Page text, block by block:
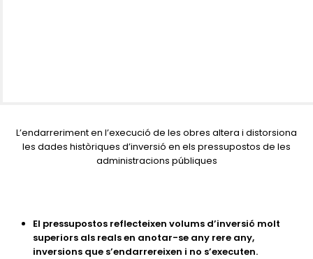
L’endarreriment en l’execució de les obres altera i distorsiona
les dades històriques d’inversió en els pressupostos de les
administracions públiques
El pressupostos reflecteixen volums d’inversió molt
superiors als reals en anotar-se any rere any,
inversions que s’endarrereixen i no s’executen.